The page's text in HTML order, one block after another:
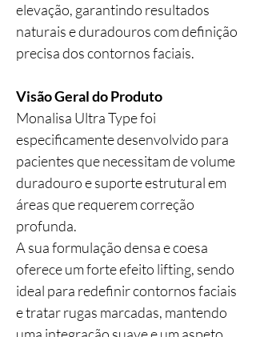
elevação, garantindo resultados
naturais e duradouros com definição
precisa dos contornos faciais.
Visão Geral do Produto
Monalisa Ultra Type foi
especificamente desenvolvido para
pacientes que necessitam de volume
duradouro e suporte estrutural em
áreas que requerem correção
profunda.
A sua formulação densa e coesa
oferece um forte efeito lifting, sendo
ideal para redefinir contornos faciais
e tratar rugas marcadas, mantendo